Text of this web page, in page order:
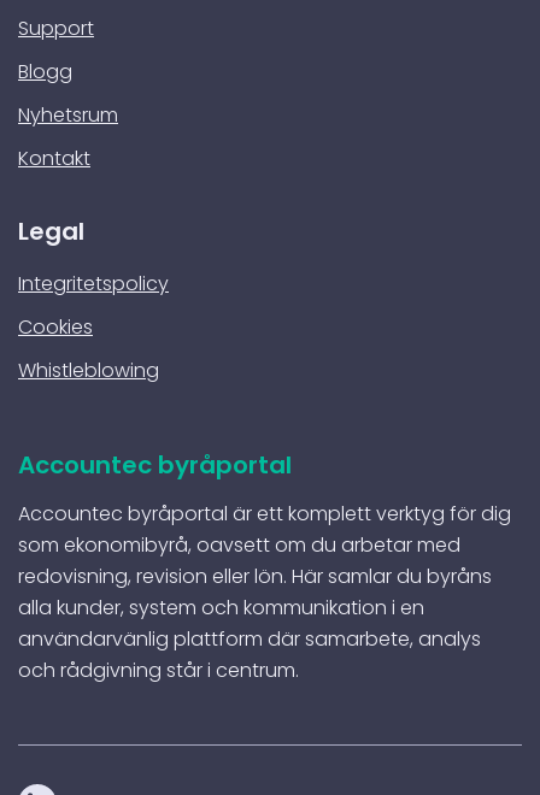
Support
Blogg
Nyhetsrum
Kontakt
Legal
Integritetspolicy
Cookies
Whistleblowing
Accountec byråportal
Accountec byråportal är ett komplett verktyg för dig
som ekonomibyrå, oavsett om du arbetar med
redovisning, revision eller lön. Här samlar du byråns
alla kunder, system och kommunikation i en
användarvänlig plattform där samarbete, analys
och rådgivning står i centrum.